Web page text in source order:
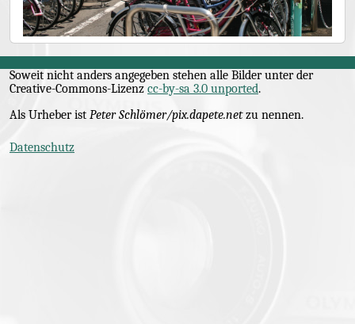
Soweit nicht anders angegeben stehen alle Bilder unter der
Creative-Commons-Lizenz cc-by-sa 3.0 unported.
Als Urheber ist Peter Schlömer/pix.dapete.netzu nennen.
Datenschutz